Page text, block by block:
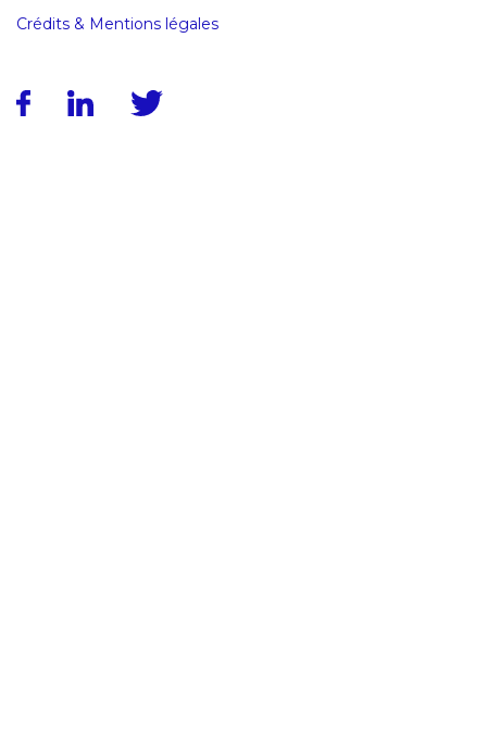
Crédits & Mentions légales